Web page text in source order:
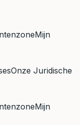
Mijn
Onze Juridische
Mijn